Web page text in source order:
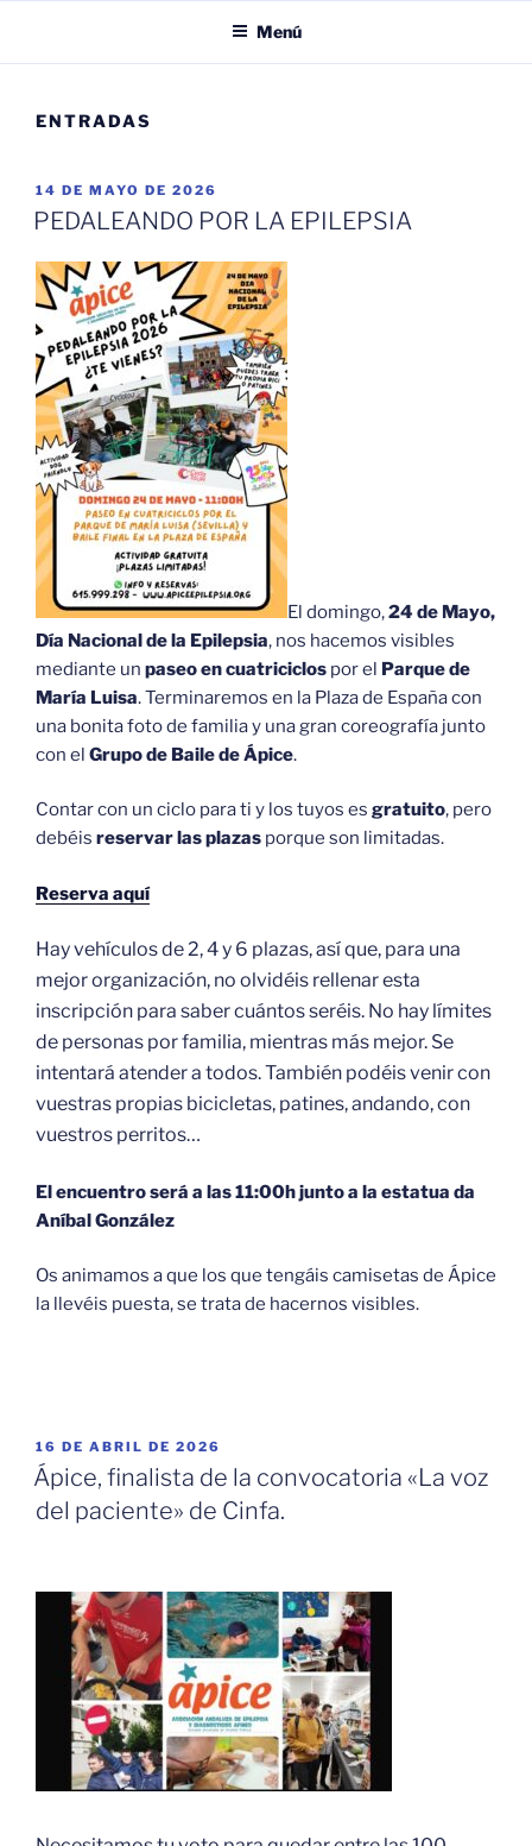
ANDALUZA DE EPILEPSIA
Menú
ENTRADAS
PUBLICADO
EL
14 DE MAYO DE 2026
PEDALEANDO POR LA EPILEPSIA
El domingo,24 de Mayo,
Día Nacional de la Epilepsia, nos hacemos visibles
mediante un paseo en cuatriciclos por el Parque de
María Luisa. Terminaremos en la Plaza de España con
una bonita foto de familia y una gran coreografía junto
con el Grupo de Baile de Ápice.
Contar con un ciclo para ti y los tuyos es gratuito, pero
debéis reservar las plazas porque son limitadas.
Reserva aquí
Hay vehículos de 2, 4 y 6 plazas, así que, para una
mejor organización, no olvidéis rellenar esta
inscripción para saber cuántos seréis. No hay límites
de personas por familia, mientras más mejor. Se
intentará atender a todos. También podéis venir con
vuestras propias bicicletas, patines, andando, con
vuestros perritos…
El encuentro será a las 11:00h junto a la estatua da
Aníbal González
Os animamos a que los que tengáis camisetas de Ápice
la llevéis puesta, se trata de hacernos visibles.
PUBLICADO
EL
16 DE ABRIL DE 2026
Ápice, finalista de la convocatoria «La voz
del paciente» de Cinfa.